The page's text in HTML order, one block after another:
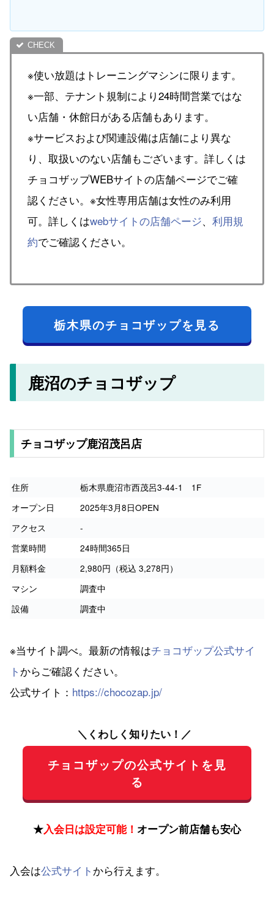
※使い放題はトレーニングマシンに限ります。
※一部、テナント規制により24時間営業ではな
い店舗・休館日がある店舗もあります。
※サービスおよび関連設備は店舗により異な
り、取扱いのない店舗もございます。詳しくは
チョコザップWEBサイトの店舗ページでご確
認ください。※女性専用店舗は女性のみ利用
可。詳しくはwebサイトの店舗ページ、 利用規
約でご確認ください。
栃木県のチョコザップを見る
鹿沼のチョコザップ
チョコザップ鹿沼茂呂店
住所
栃木県鹿沼市西茂呂3-44-1 1F
オープン日
2025年3月8日OPEN
アクセス
-
営業時間
24時間365日
月額料金
2,980円（税込 3,278円）
マシン
調査中
設備
調査中
※当サイト調べ。最新の情報はチョコザップ公式サイ
ト からご確認ください。
公式サイト： https://chocozap.jp/
＼くわしく知りたい！／
チョコザップの公式サイトを見
る
★入会日は設定可能！ オープン前店舗も安心
入会は公式サイト から行えます。